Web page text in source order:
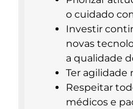
o cuidado
Investir
novas
a qualidade
Ter agilidade
Respeitar
médicos e